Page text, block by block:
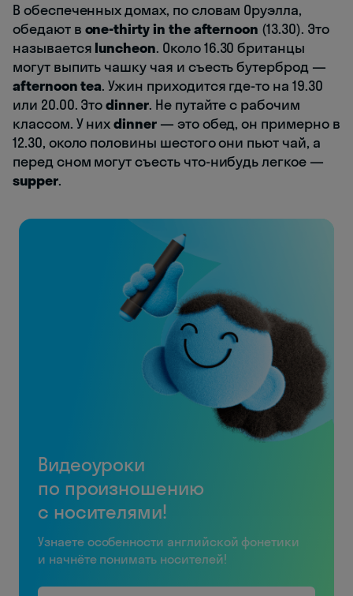
В обеспеченных домах, по словам Оруэлла,
обедают в one-thirty in the afternoon (13.30). Это
называется luncheon. Около 16.30 британцы
могут выпить чашку чая и съесть бутерброд —
afternoon tea. Ужин приходится где-то на 19.30
или 20.00. Этоdinner. Не путайте с рабочим
классом. У нихdinner— это обед, он примерно в
12.30, около половины шестого они пьют чай, а
перед сном могут съесть что-нибудь легкое —
supper.
Видеоуроки
по произношению
с носителями!
Узнаете особенности английской фонетики
и начнёте понимать носителей!